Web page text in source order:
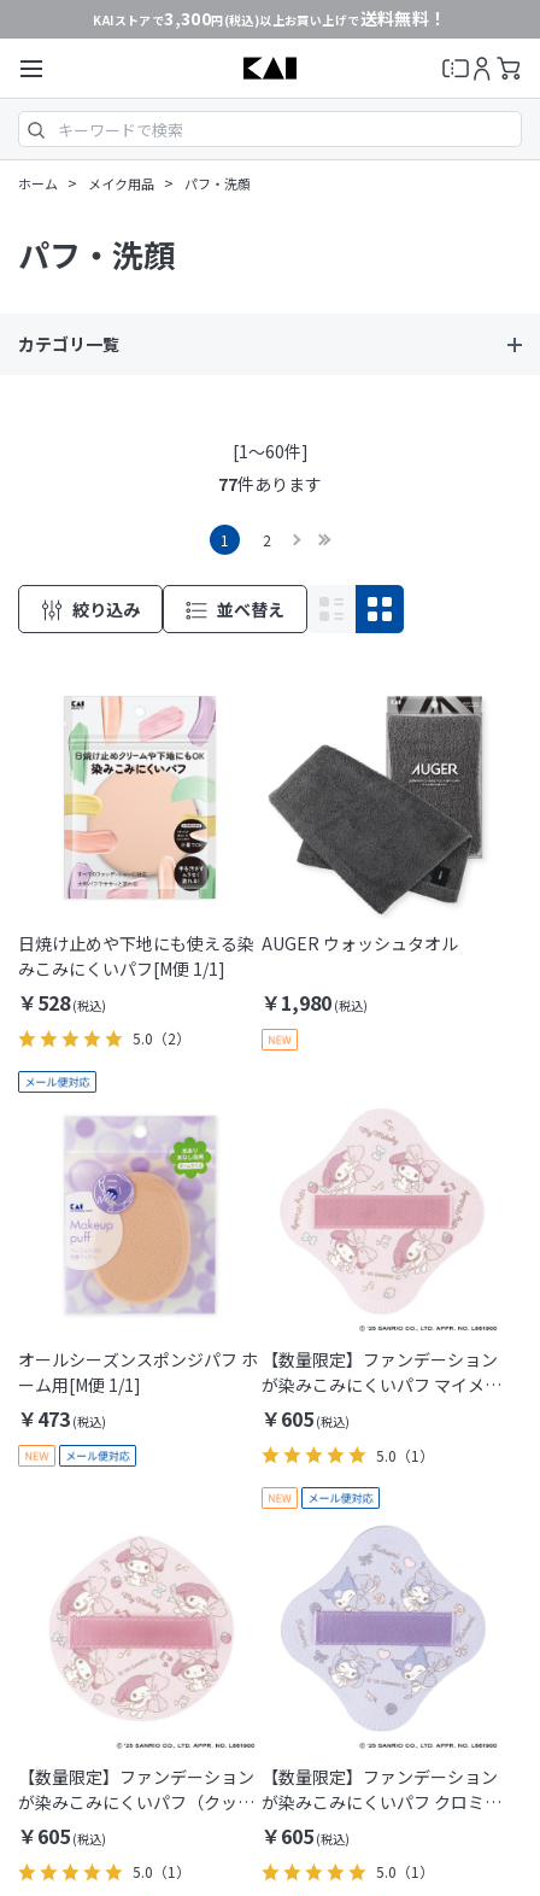
KAIストアで3,300円(税込)以上お買い上げで送料無料！
ホーム > メイク用品 > パフ・洗顔
パフ・洗顔
カテゴリ一覧
[1～60件]
77件あります
1 2
絞り込み 並べ替え
日焼け止めや下地にも使える染
みこみにくいパフ[M便 1/1]
￥528
5.0 （2）
AUGER ウォッシュタオル
￥1,980
オールシーズンスポンジパフ ホ
ーム用[M便 1/1]
￥473
【数量限定】ファンデーション
が染みこみにくいパフ マイメロ
ディ[M便 1/1]
￥605
5.0 （1）
【数量限定】ファンデーション
が染みこみにくいパフ（クッシ
ョンファンデ用） マイメロディ
[M便 1/1]
￥605
5.0 （1）
【数量限定】ファンデーション
が染みこみにくいパフ クロミ[M
便 1/1]
￥605
5.0 （1）